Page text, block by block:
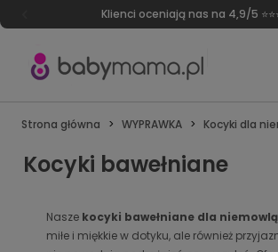
Darmowa dostawa od 249 zł
Strona główna WYPRAWKA Kocyki dla
Kocyki bawełniane
Nasze kocyki bawełniane dla
miłe i miękkie w dotyku, ale również